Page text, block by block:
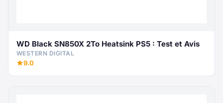
WD Black SN850X 2To Heatsink PS5 : Test et Avis
WESTERN DIGITAL
9.0